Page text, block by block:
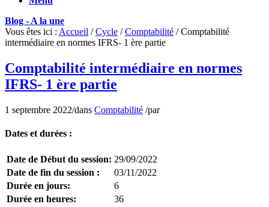
Blog - A la une
Vous êtes ici : Accueil / Cycle / Comptabilité / Comptabilité
intermédiaire en normes IFRS- 1 ère partie
Comptabilité intermédiaire en normes
IFRS- 1 ère partie
1 septembre 2022/dans Comptabilité /par
Dates et durées :
Date de Début du session: 29/09/2022
Date de fin du session :
03/11/2022
Durée en jours:
6
Durée en heures:
36